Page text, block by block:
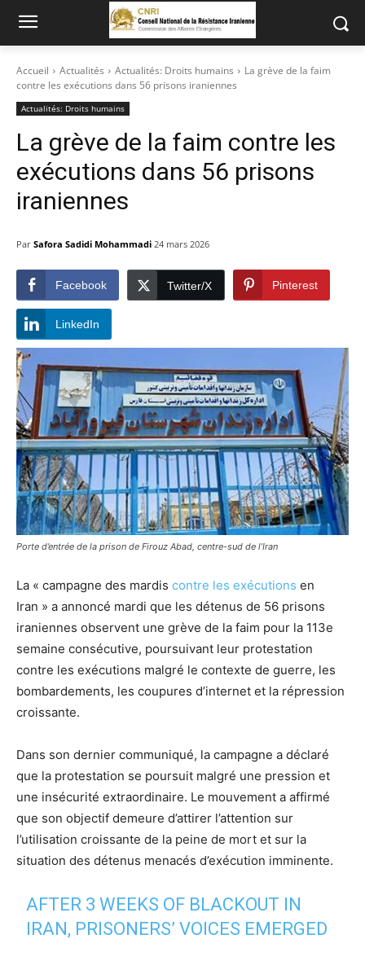
Accueil Actualités Actualités: Droits humains
La grève de la faim
contre les exécutions dans 56 prisons iraniennes
Actualités: Droits humains
La grève de la faim contre les
exécutions dans 56 prisons
iraniennes
Par Safora Sadidi Mohammadi 24 mars 2026
Facebook Twitter/X Pinterest
LinkedIn
Porte d’entrée de la prison de Firouz Abad, centre-sud de l’Iran
La « campagne des mardis contre les exécutions en
Iran » a annoncé mardi que les détenus de 56 prisons
iraniennes observent une grève de la faim pour la 113e
semaine consécutive, poursuivant leur protestation
contre les exécutions malgré le contexte de guerre, les
bombardements, les coupures d’internet et la répression
croissante.
Dans son dernier communiqué, la campagne a déclaré
que la protestation se poursuit malgré une pression et
une insécurité extraordinaire. Le mouvement a affirmé
que son objectif demeure d’attirer l’attention sur
l’utilisation croissante de la peine de mort et sur la
situation des détenus menacés d’exécution imminente.
AFTER 3 WEEKS OF BLACKOUT IN
IRAN, PRISONERS’ VOICES EMERGED